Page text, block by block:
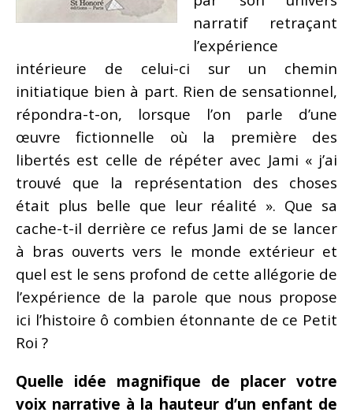
narratif retraçant
l’expérience
intérieure de celui-ci sur un chemin
initiatique bien à part. Rien de sensationnel,
répondra-t-on, lorsque l’on parle d’une
œuvre fictionnelle où la première des
libertés est celle de répéter avec Jami « j’ai
trouvé que la représentation des choses
était plus belle que leur réalité ». Que sa
cache-t-il derrière ce refus Jami de se lancer
à bras ouverts vers le monde extérieur et
quel est le sens profond de cette allégorie de
l’expérience de la parole que nous propose
ici l’histoire ô combien étonnante de ce Petit
Roi ?
Quelle idée magnifique de placer votre
voix narrative à la hauteur d’un enfant de